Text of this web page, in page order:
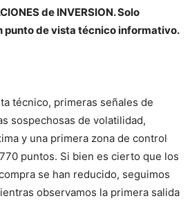
de INVERSION. Solo
punto de vista técnico informativo.
técnico, primeras señales de
sospechosas de volatilidad,
y una primera zona de control
puntos. Si bien es cierto que los
se han reducido, seguimos
observamos la primera salida